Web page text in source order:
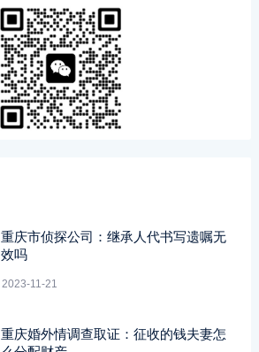
重庆市侦探公司：继承人代书写遗嘱无
效吗
2023-11-21
重庆婚外情调查取证：征收的钱夫妻怎